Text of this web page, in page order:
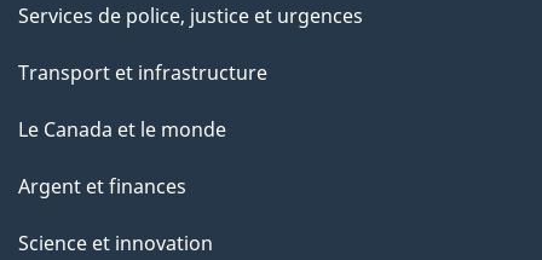
Services de police, justice et urgences
Transport et infrastructure
Le Canada et le monde
Argent et finances
Science et innovation